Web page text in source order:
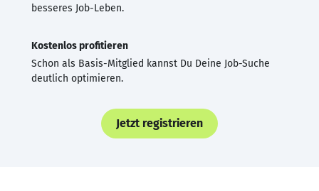
besseres Job-Leben.
Kostenlos profitieren
Schon als Basis-Mitglied kannst Du Deine Job-Suche
deutlich optimieren.
Jetzt registrieren